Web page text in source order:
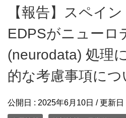
【報告】スペイ
EDPSがニューロ
(neurodata) 処理
的な考慮事項に
公開日 : 2025年6月10日 / 更新日